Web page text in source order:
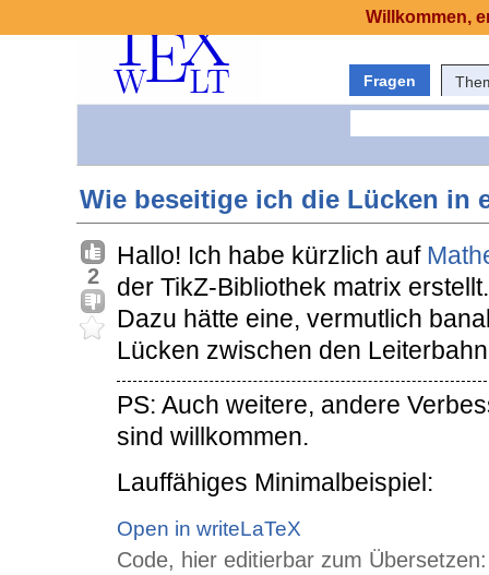
Fragen
Wie beseitige ich die Lücken in
2
Hallo! Ich habe kürzlich auf
der TikZ-Bibliothek matrix erstellt.
Dazu hätte eine, vermutlich
Lücken zwischen den
PS: Auch weitere, andere
sind willkommen.
Lauffähiges Minimalbeispiel:
Open in writeLaTeX
Code, hier editierbar zum Übersetzen:
Willkommen,